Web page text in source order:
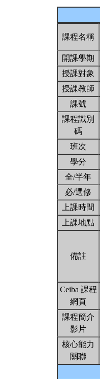
課程名稱
開課學期
授課對象
授課教師
課號
課程識別
碼
班次
學分
全/半年
必/選修
上課時間
上課地點
備註
Ceiba 課程
網頁
課程簡介
影片
核心能力
關聯